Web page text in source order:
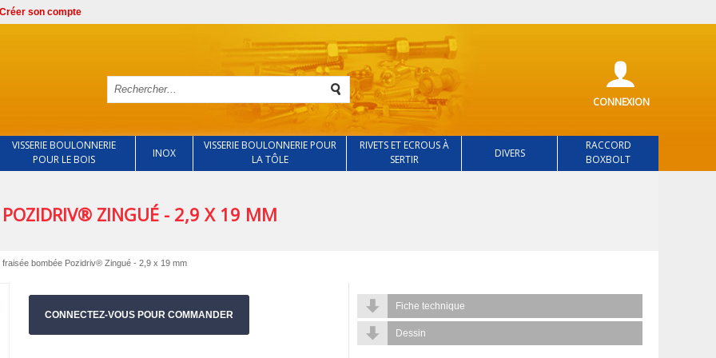
Créer son compte
CONNEXION
VISSERIE BOULONNERIE
POUR LE BOIS
INOX
VISSERIE BOULONNERIE POUR
LA TÔLE
RIVETS ET ECROUS À
SERTIR
DIVERS
RACCORD
BOXBOLT
POZIDRIV® ZINGUÉ - 2,9 X 19 MM
fraisée bombée Pozidriv® Zingué - 2,9 x 19 mm
CONNECTEZ-VOUS POUR COMMANDER
Fiche technique
Dessin